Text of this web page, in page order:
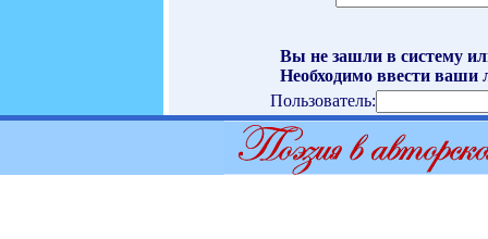
Вы не зашли в систему
Необходимо ввести ваши
Пользователь: